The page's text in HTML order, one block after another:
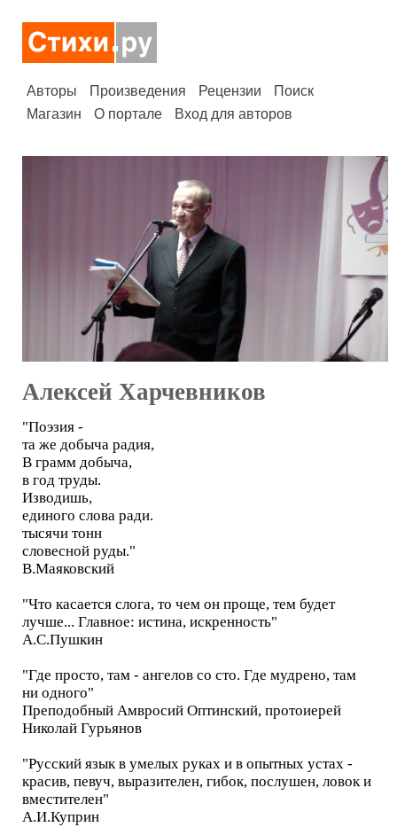
Авторы Произведения Рецензии
Поиск
Магазин
О портале Вход для авторов
Алексей Харчевников
"Поэзия -
та же добыча радия,
В грамм добыча,
в год труды.
Изводишь,
единого слова ради.
тысячи тонн
словесной руды."
В.Маяковский
"Что касается слога, то чем он проще, тем будет
лучше... Главное: истина, искренность"
А.С.Пушкин
"Где просто, там - ангелов со сто. Где мудрено, там
ни одного"
Преподобный Амвросий Оптинский, протоиерей
Николай Гурьянов
"Русский язык в умелых руках и в опытных устах -
красив, певуч, выразителен, гибок, послушен, ловок и
вместителен"
А.И.Куприн